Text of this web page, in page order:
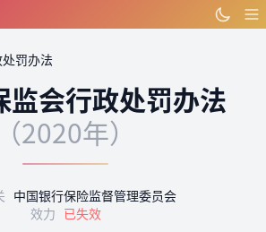
罚办法
监会行政处罚办法
（2020年）
中国银行保险监督管理委员会
效力 已失效